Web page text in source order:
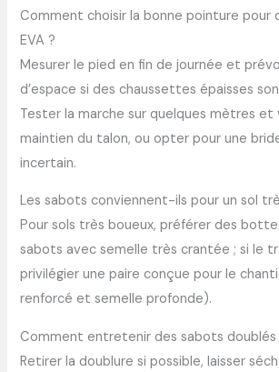
Comment choisir la bonne pointure pour
EVA ?
Mesurer le pied en fin de journée et
d’espace si des chaussettes épaisses
Tester la marche sur quelques mètres et
maintien du talon, ou opter pour une
incertain.
Les sabots conviennent-ils pour un sol
Pour sols très boueux, préférer des
sabots avec semelle très crantée ; si le
privilégier une paire conçue pour le
renforcé et semelle profonde).
Comment entretenir des sabots doublés
Retirer la doublure si possible, laisser